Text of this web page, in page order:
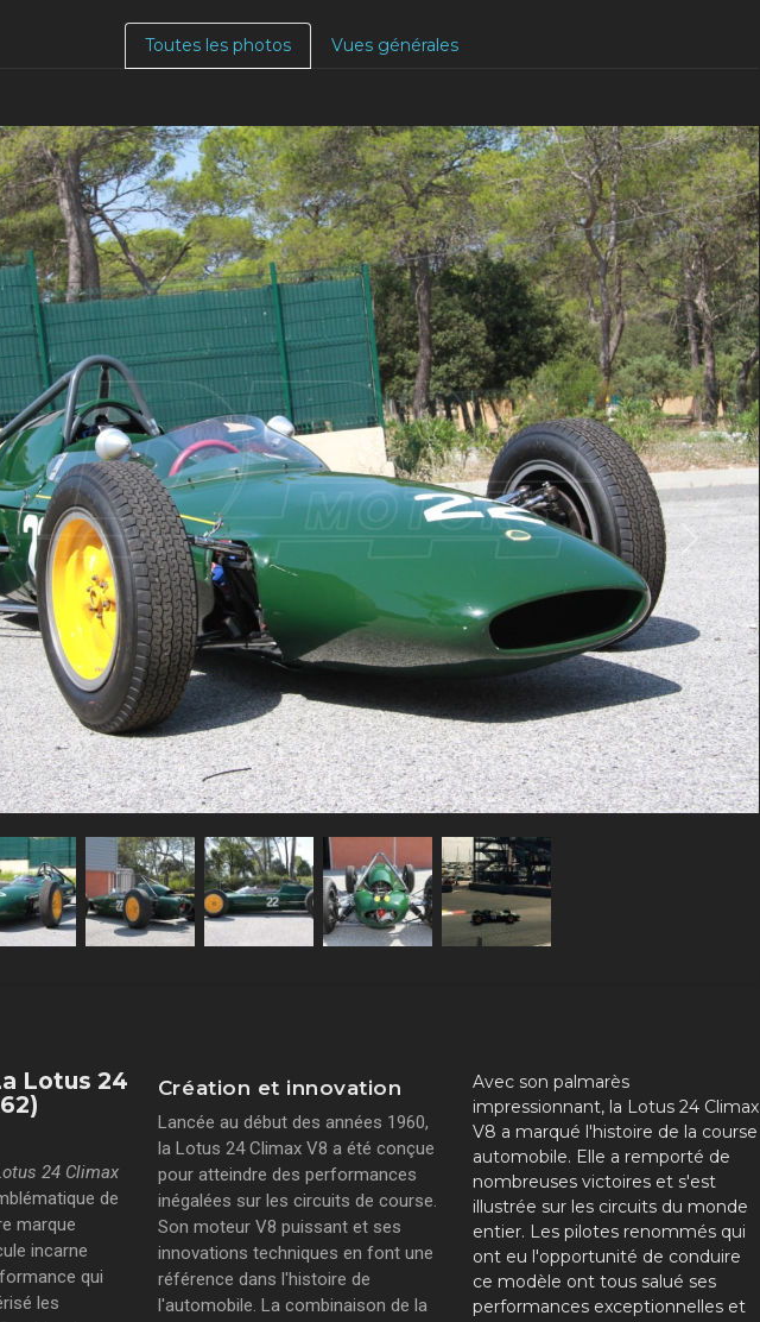
Toutes les photos Vues générales
Suivant
Lotus 24
24 Climax
de
marque
incarne
qui
les
Création et innovation
Lancée au début des années 1960,
la Lotus 24 Climax V8 a été conçue
pour atteindre des performances
inégalées sur les circuits de course.
Son moteur V8 puissant et ses
innovations techniques en font une
référence dans l'histoire de
l'automobile. La combinaison de la
Avec son palmarès
impressionnant, la Lotus 24 Climax
V8 a marqué l'histoire de la course
automobile. Elle a remporté de
nombreuses victoires et s'est
illustrée sur les circuits du monde
entier. Les pilotes renommés qui
ont eu l'opportunité de conduire
ce modèle ont tous salué ses
performances exceptionnelles et